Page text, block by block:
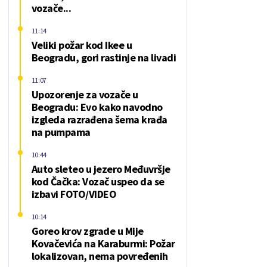
vozače...
Veliki požar kod Ikee u
Beogradu, gori rastinje na livadi
11:14
Upozorenje za vozače u
Beogradu: Evo kako navodno
izgleda razrađena šema krađa
na pumpama
11:07
Auto sleteo u jezero Međuvršje
kod Čačka: Vozač uspeo da se
izbavi FOTO/VIDEO
10:44
Goreo krov zgrade u Mije
Kovačevića na Karaburmi: Požar
lokalizovan, nema povređenih
10:14